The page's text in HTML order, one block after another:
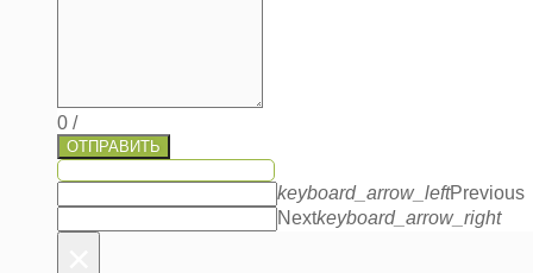
0 /
ОТПРАВИТЬ
keyboard_arrow_leftPrevious
Nextkeyboard_arrow_right